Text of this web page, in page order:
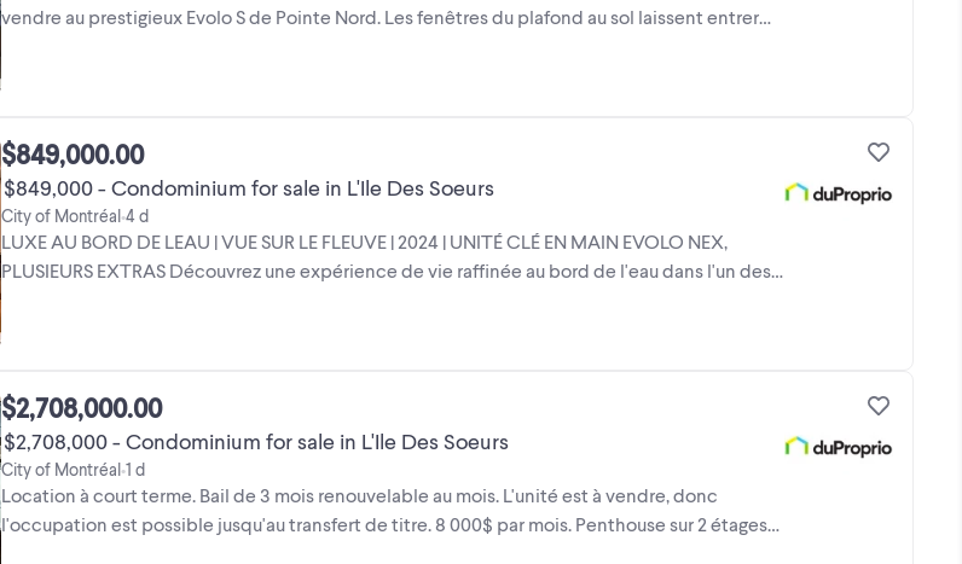
vendre au prestigieux Evolo S de Pointe Nord. Les fenêtres du plafond au sol laissent entrer
$849,000.00
$849,000 - Condominium for sale in L'Ile Des Soeurs
City of Montréal•4 d
LUXE AU BORD DE LEAU | VUE SUR LE FLEUVE | 2024 | UNITÉ CLÉ EN MAIN EVOLO NEX,
PLUSIEURS EXTRAS Découvrez une expérience de vie raffinée au bord de l'eau dans l'un des
$2,708,000.00
$2,708,000 - Condominium for sale in L'Ile Des Soeurs
City of Montréal•1 d
Location à court terme. Bail de 3 mois renouvelable au mois. L'unité est à vendre, donc
l'occupation est possible jusqu'au transfert de titre. 8 000$ par mois. Penthouse sur 2 étages